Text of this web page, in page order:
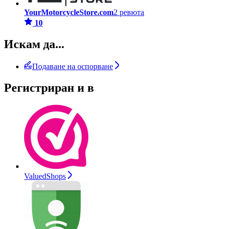
YourMotorcycleStore.com2 ревюта
10
Искам да...
Подаване на оспорване
Регистриран и в
ValuedShops